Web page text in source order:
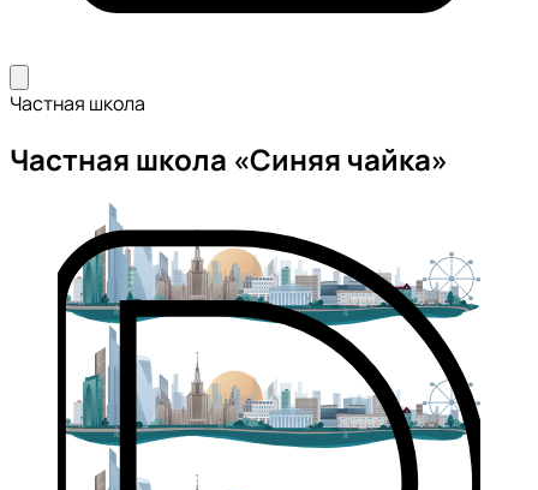
Частная школа
Частная школа «Синяя чайка»